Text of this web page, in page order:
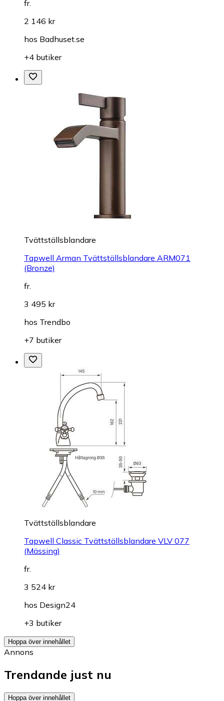
fr.
2 146 kr
hos Badhuset.se
+4 butiker
Tvättställsblandare
Tapwell Arman Tvättställsblandare ARM071
(Bronze)
fr.
3 495 kr
hos Trendbo
+7 butiker
Tvättställsblandare
Tapwell Classic Tvättställsblandare VLV 077
(Mässing)
fr.
3 524 kr
hos Design24
+3 butiker
Hoppa över innehållet
Annons
Trendande just nu
Hoppa över innehållet